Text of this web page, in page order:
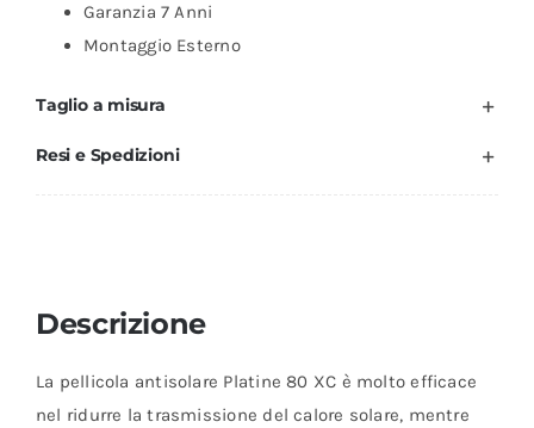
quantità
Garanzia 7 Anni
Montaggio Esterno
Taglio a misura
Resi e Spedizioni
Descrizione
La pellicola antisolare Platine 80 XC è molto efficace
nel ridurre la trasmissione del calore solare, mentre